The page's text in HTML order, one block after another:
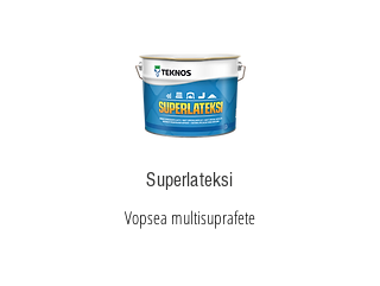
Superlateksi
Vopsea multisuprafete